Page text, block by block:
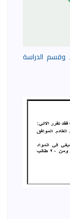
الدراسة